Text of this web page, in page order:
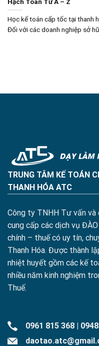
Học kế toán cấp tốc tại thanh
Đối với các doanh nghiệp sở
TRUNG TÂM KẾ TOÁN
THANH HÓA ATC
Công ty TNHH Tư vấn
cung cấp các dịch vụ
chính – thuế có uy tín,
Thanh Hóa. Được thành
nhiệt huyết gồm các kế
nhiều năm kinh nghiệm
Thuế.
0961 815 368 |